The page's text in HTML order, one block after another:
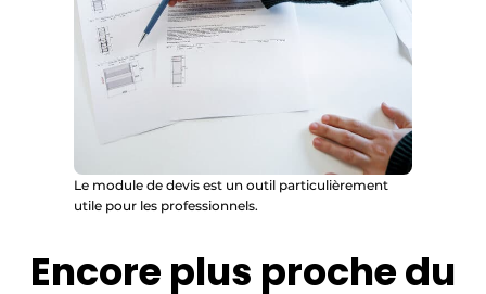
Le module de devis est un outil particulièrement
utile pour les professionnels.
Encore plus proche du